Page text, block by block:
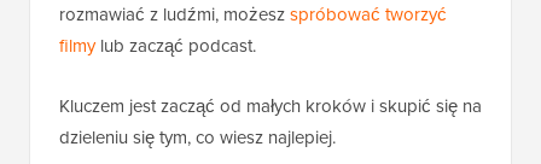
rozmawiać z ludźmi, możeszspróbować tworzyć
filmylub zacząć podcast.
Kluczem jest zacząć od małych kroków i skupić się na
dzieleniu się tym, co wiesz najlepiej.